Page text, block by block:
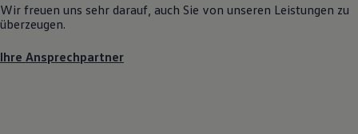
Routen & Reisen
California Reisen & Erlebnisse
California Lifestyle & Zubehör
Wir freuen uns sehr darauf, auch Sie von unseren Leistungen zu
überzeugen.
Ihre Ansprechpartner